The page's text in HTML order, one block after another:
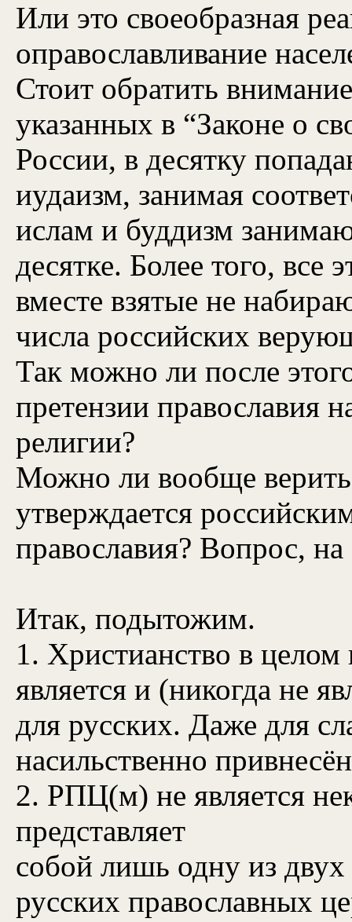
Или это своеобразная
оправославливание
Стоит обратить
указанных в “Законе о
России, в десятку
иудаизм, занимая
ислам и буддизм
десятке. Более того, все
вместе взятые не
числа российских
Так можно ли после
претензии православия
религии?
Можно ли вообще
утверждается
православия? Вопрос,
Итак, подытожим.
1. Христианство в целом
является и (никогда не
для русских. Даже для
насильственно
2. РПЦ(м) не является
представляет
собой лишь одну из
русских православных